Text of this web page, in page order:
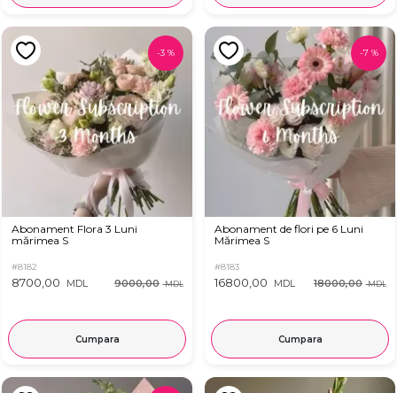
-3 %
Abonament Flora 3 Luni
mărimea S
#8182
8700,00 MDL 9000,00 MDL
Cumpara
-7 %
Abonament de flori pe 6 Luni
Mărimea S
#8183
16800,00 MDL 18000,00 MDL
Cumpara